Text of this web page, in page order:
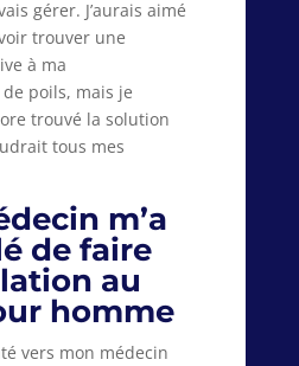
gérer. J’aurais aimé
trouver une
à ma
poils, mais je
trouvé la solution
tous mes
m’a
de faire
au
homme
vers mon médecin